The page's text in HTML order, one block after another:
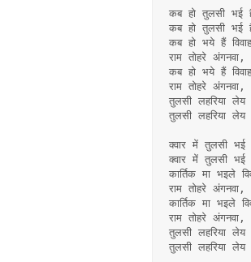
कब हो तुलसी भई
कब हो तुलसी भई
कब हो भये हैं
राम तोहरे अंगनवा,
कब हो भये हैं
राम तोहरे अंगनवा,
तुलसी लहरिया लेय
तुलसी लहरिया लेय
क्वार में तुलसी भई
क्वार में तुलसी भई
कार्तिक मा भइले
राम तोहरे अंगनवा,
कार्तिक मा भइले
राम तोहरे अंगनवा,
तुलसी लहरिया लेय
तुलसी लहरिया लेय